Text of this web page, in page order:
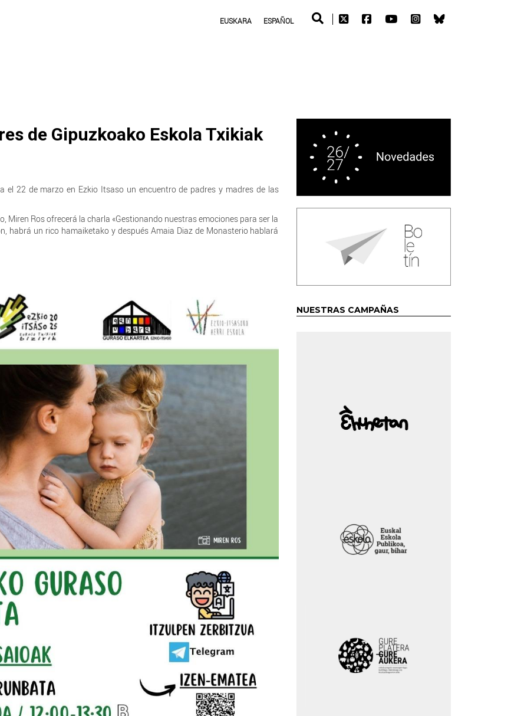
EUSKARA ESPAÑOL
de Gipuzkoako Eskola Txikiak
el 22 de marzo en Ezkio Itsaso un encuentro de padres y madres de las
Miren Ros ofrecerá la charla «Gestionando nuestras emociones para ser la
habrá un rico hamaiketako y después Amaia Diaz de Monasterio hablará
NUESTRAS CAMPAÑAS